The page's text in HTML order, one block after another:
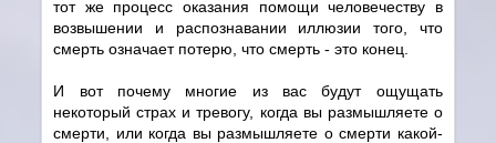
тот же процесс оказания помощи человечеству в
возвышении и распознавании иллюзии того, что
смерть означает потерю, что смерть - это конец.
И вот почему многие из вас будут ощущать
некоторый страх и тревогу, когда вы размышляете о
смерти, или когда вы размышляете о смерти какой-